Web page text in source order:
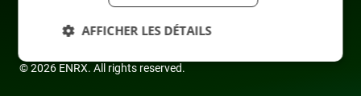
© 2026 ENRX. All rights reserved.
AFFICHER LES DÉTAILS